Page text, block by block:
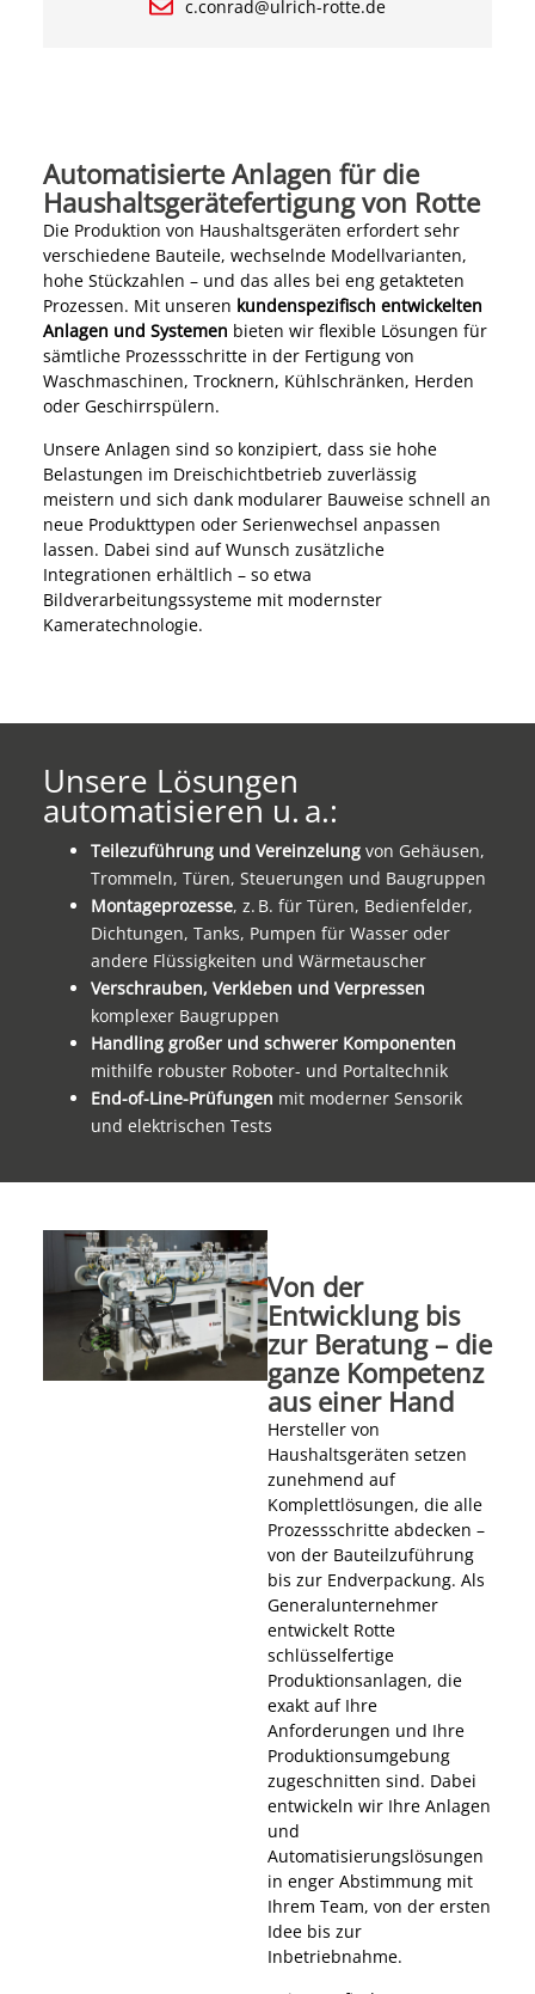
c.conrad@ulrich-rotte.de
Automatisierte Anlagen für die
Haushaltsgerätefertigung von Rotte
Die Produktion von Haushaltsgeräten erfordert sehr
verschiedene Bauteile, wechselnde Modellvarianten,
hohe Stückzahlen – und das alles bei eng getakteten
Prozessen. Mit unseren kundenspezifisch entwickelten
Anlagen und Systemen bieten wir flexible Lösungen für
sämtliche Prozessschritte in der Fertigung von
Waschmaschinen, Trocknern, Kühlschränken, Herden
oder Geschirrspülern.
Unsere Anlagen sind so konzipiert, dass sie hohe
Belastungen im Dreischichtbetrieb zuverlässig
meistern und sich dank modularer Bauweise schnell an
neue Produkttypen oder Serienwechsel anpassen
lassen. Dabei sind auf Wunsch zusätzliche
Integrationen erhältlich – so etwa
Bildverarbeitungssysteme mit modernster
Kameratechnologie.
Unsere Lösungen
automatisieren u. a.:
Teilezuführung und Vereinzelungvon Gehäusen,
Trommeln, Türen, Steuerungen und Baugruppen
Montageprozesse, z. B. für Türen, Bedienfelder,
Dichtungen, Tanks, Pumpen für Wasser oder
andere Flüssigkeiten und Wärmetauscher
Verschrauben, Verkleben und Verpressen
komplexer Baugruppen
Handling großer und schwerer Komponenten
mithilfe robuster Roboter- und Portaltechnik
End-of-Line-Prüfungen mit moderner Sensorik
und elektrischen Tests
Von der
Entwicklung bis
zur Beratung – die
ganze Kompetenz
aus einer Hand
Hersteller von
Haushaltsgeräten setzen
zunehmend auf
Komplettlösungen, die alle
Prozessschritte abdecken –
von der Bauteilzuführung
bis zur Endverpackung. Als
Generalunternehmer
entwickelt Rotte
schlüsselfertige
Produktionsanlagen, die
exakt auf Ihre
Anforderungen und Ihre
Produktionsumgebung
zugeschnitten sind. Dabei
entwickeln wir Ihre Anlagen
und
Automatisierungslösungen
in enger Abstimmung mit
Ihrem Team, von der ersten
Idee bis zur
Inbetriebnahme.